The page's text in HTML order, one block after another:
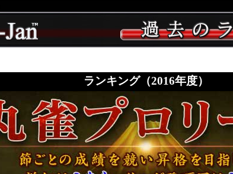
ランキング（2016年度）